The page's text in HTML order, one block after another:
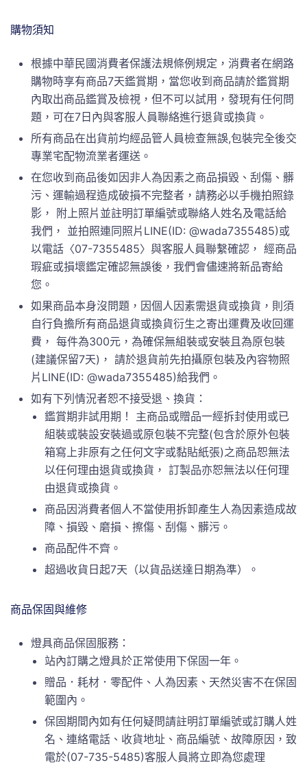
購物須知
根據中華民國消費者保護法規條例規定，消費者在網路
購物時享有商品7天鑑賞期，當您收到商品請於鑑賞期
內取出商品鑑賞及檢視，但不可以試用，發現有任何問
題，可在7日內與客服人員聯絡進行退貨或換貨。
所有商品在出貨前均經品管人員檢查無誤,包裝完全後交
專業宅配物流業者運送。
在您收到商品後如因非人為因素之商品損毀、刮傷、髒
污、運輸過程造成破損不完整者，請務必以手機拍照錄
影， 附上照片並註明訂單編號或聯絡人姓名及電話給
我們， 並拍照連同照片LINE(ID: @wada7355485)或
以電話〈07-7355485〉與客服人員聯繫確認， 經商品
瑕疵或損壞鑑定確認無誤後，我們會儘速將新品寄給
您。
如果商品本身沒問題，因個人因素需退貨或換貨，則須
自行負擔所有商品退貨或換貨衍生之寄出運費及收回運
費， 每件為300元，為確保無組裝或安裝且為原包裝
(建議保留7天)， 請於退貨前先拍攝原包裝及內容物照
片LINE(ID: @wada7355485)給我們。
如有下列情況者恕不接受退、換貨：
鑑賞期非試用期！ 主商品或贈品一經拆封使用或已
組裝或裝設安裝過或原包裝不完整(包含於原外包裝
箱寫上非原有之任何文字或黏貼紙張)之商品恕無法
以任何理由退貨或換貨， 訂製品亦恕無法以任何理
由退貨或換貨。
商品因消費者個人不當使用拆卸產生人為因素造成故
障、損毀、磨損、擦傷、刮傷、髒污。
商品配件不齊。
超過收貨日起7天（以貨品送達日期為準）。
商品保固與維修
燈具商品保固服務：
站內訂購之燈具於正常使用下保固一年。
贈品．耗材．零配件、人為因素、天然災害不在保固
範圍內。
保固期間內如有任何疑問請註明訂單編號或訂購人姓
名、連絡電話、收貨地址、商品編號、故障原因，致
電於(07-735-5485)客服人員將立即為您處理